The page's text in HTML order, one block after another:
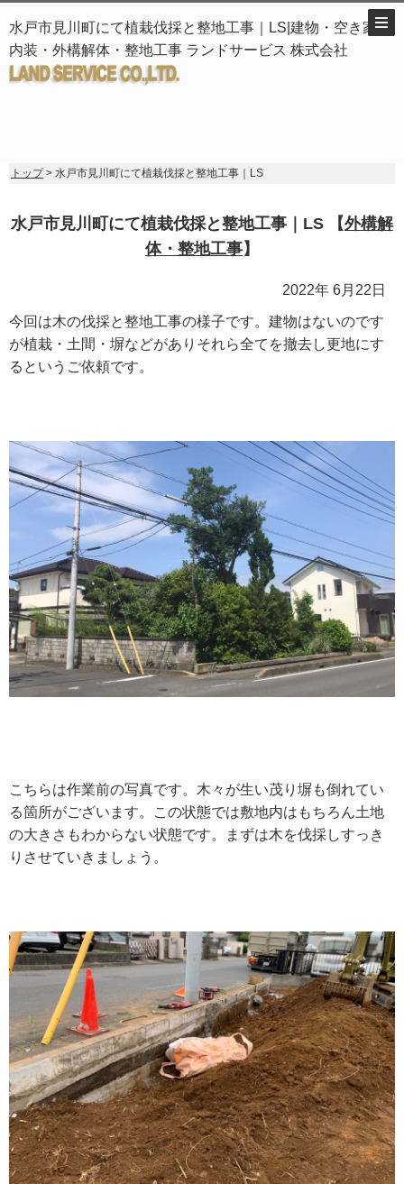
水戸市見川町にて植栽伐採と整地工事｜LS|建物・空き家・
内装・外構解体・整地工事 ランドサービス 株式会社
トップ> 水戸市見川町にて植栽伐採と整地工事｜LS
水戸市見川町にて植栽伐採と整地工事｜LS 【外構解
体・整地工事】
2022年 6月22日
今回は木の伐採と整地工事の様子です。建物はないのです
が植栽・土間・塀などがありそれら全てを撤去し更地にす
るというご依頼です。
こちらは作業前の写真です。木々が生い茂り塀も倒れてい
る箇所がございます。この状態では敷地内はもちろん土地
の大きさもわからない状態です。まずは木を伐採しすっき
りさせていきましょう。